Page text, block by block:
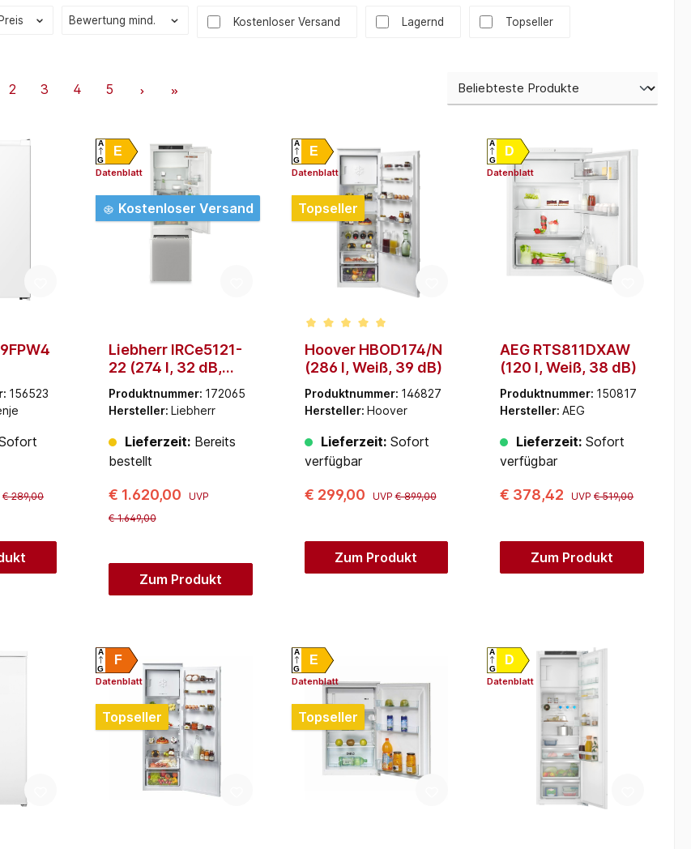
Preis Bewertung mind. Filter hinzufügen: Versandkostenfrei
Kostenloser Versand Lagernd Topseller
2 3 4 5
156523
€ 289,00
E
A
G
Datenblatt
Kostenloser Versand
Liebherr IRCe5121-
22 (274 l, 32 dB,
570 mm)
Produktnummer: 172065
Hersteller: Liebherr
Lieferzeit:Bereits
bestellt
€ 1.620,00
UVP
€ 1.649,00
Zum Produkt
E
A
G
Datenblatt
Topseller
Durchschnittliche Bewertung von 5 von 5 Sternen
Hoover HBOD174/N
(286 l, Weiß, 39 dB)
Produktnummer: 146827
Hersteller: Hoover
Lieferzeit:Sofort
verfügbar
€ 299,00 UVP€ 899,00
Zum Produkt
D
A
G
Datenblatt
AEG RTS811DXAW
(120 l, Weiß, 38 dB)
Produktnummer: 150817
Hersteller:AEG
Lieferzeit: Sofort
verfügbar
€ 378,42 UVP€ 519,00
Zum Produkt
F
A
G
Datenblatt
Topseller
E
A
G
Datenblatt
Topseller
D
A
G
Datenblatt